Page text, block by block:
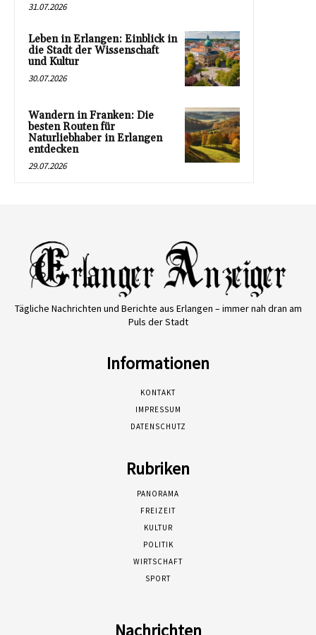
31.07.2026
Leben in Erlangen: Einblick in
die Stadt der Wissenschaft
und Kultur
30.07.2026
Wandern in Franken: Die
besten Routen für
Naturliebhaber in Erlangen
entdecken
29.07.2026
Tägliche Nachrichten und Berichte aus Erlangen – immer nah dran am
Puls der Stadt
Informationen
KONTAKT
IMPRESSUM
DATENSCHUTZ
Rubriken
PANORAMA
FREIZEIT
KULTUR
POLITIK
WIRTSCHAFT
SPORT
Nachrichten